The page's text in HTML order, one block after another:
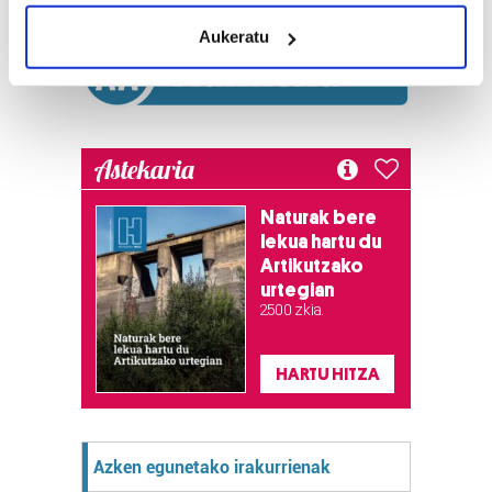
Identify your device by actively scanning it for
specific characteristics (fingerprinting)
Find out more about how your personal data is processed
Guk eta gure bazkideek zure datu pertsonalak
prozesatzen ditugu, zure IP zenbakia, besteak beste,
teknologia erabiliz, cookieak adibidez, iragarki eta eduki
pertsonalizatuak eskaintzeko, iragarkiak eta edukia
neurtzeko, jendeari buruzko informazioa biltzeko eta
produktuak garatzeko. Zure datuak nork eta zertarako
erabiltzen dituen hauta dezakezu.
Bazkide batzuek ez dizute baimenik eskatzen, eta beren
interes komertzial legitimoetan babesten dira. Ikusi gure
bazkideen zerrenda, beren ustez zein helburutarako
duten interes legitimoa eta horren aurka nola egin
Aukeratu
Astekaria
Naturak bere
lekua hartu du
Artikutzako
urtegian
2.500 zkia.
HARTU HITZA
Azken egunetako irakurrienak